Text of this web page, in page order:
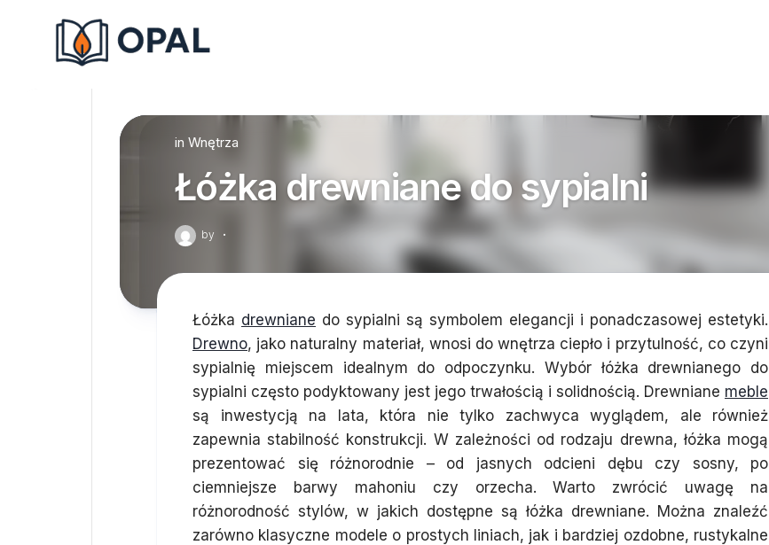
in Wnętrza
Łóżka drewniane do sypialni
by ·
Łóżka drewniane do sypialni są symbolem elegancji i ponadczasowej estetyki.
Drewno, jako naturalny materiał, wnosi do wnętrza ciepło i przytulność, co czyni
sypialnię miejscem idealnym do odpoczynku. Wybór łóżka drewnianego do
sypialni często podyktowany jest jego trwałością i solidnością. Drewniane meble
są inwestycją na lata, która nie tylko zachwyca wyglądem, ale również
zapewnia stabilność konstrukcji. W zależności od rodzaju drewna, łóżka mogą
prezentować się różnorodnie – od jasnych odcieni dębu czy sosny, po
ciemniejsze barwy mahoniu czy orzecha. Warto zwrócić uwagę na
różnorodność stylów, w jakich dostępne są łóżka drewniane. Można znaleźć
zarówno klasyczne modele o prostych liniach, jak i bardziej ozdobne, rustykalne